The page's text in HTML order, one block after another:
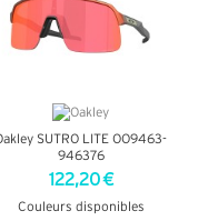
SUTRO LITE OO9463-
946376
122,20 €
Couleurs disponibles